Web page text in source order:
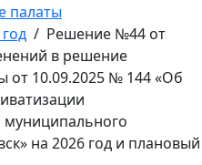
палаты
/ Решение №44 от
в решение
от 10.09.2025 № 144 «Об
на 2026 год и плановый